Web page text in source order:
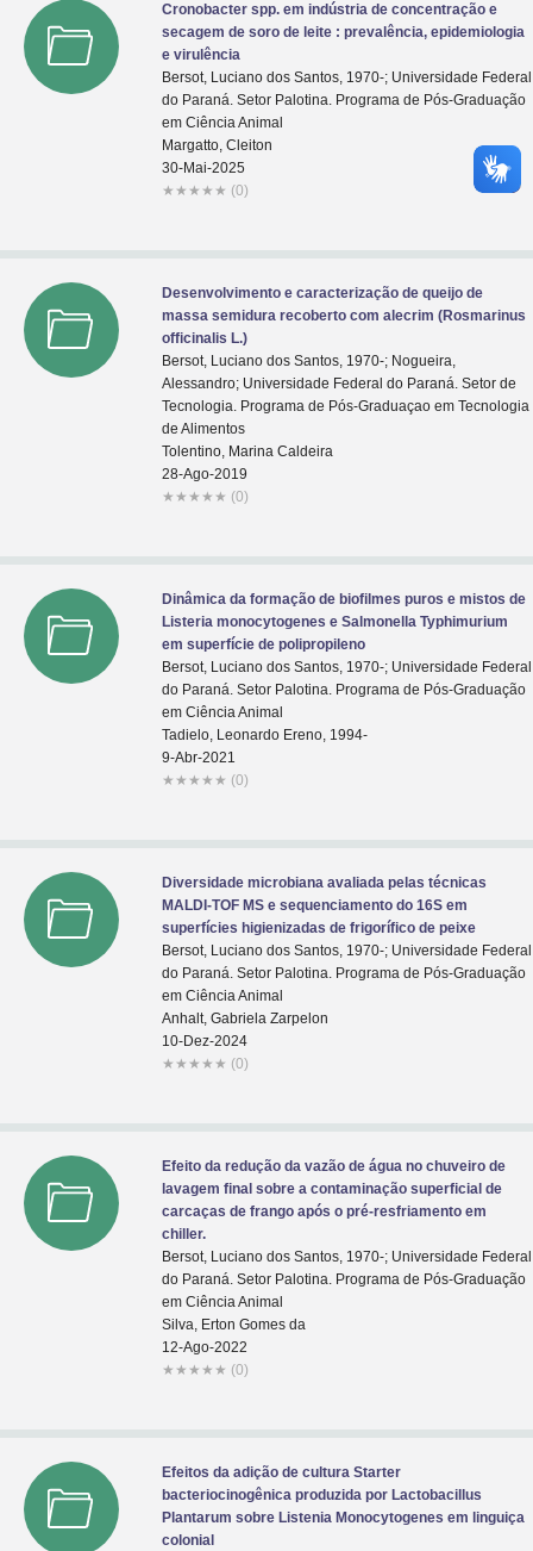
Cronobacter spp. em indústria de concentração e
secagem de soro de leite : prevalência, epidemiologia
e virulência
Bersot, Luciano dos Santos, 1970-; Universidade Federal
do Paraná. Setor Palotina. Programa de Pós-Graduação
em Ciência Animal
Margatto, Cleiton
30-Mai-2025
★ ★ ★ ★ ★ (0)
Desenvolvimento e caracterização de queijo de
massa semidura recoberto com alecrim (Rosmarinus
officinalis L.)
Bersot, Luciano dos Santos, 1970-; Nogueira,
Alessandro; Universidade Federal do Paraná. Setor de
Tecnologia. Programa de Pós-Graduaçao em Tecnologia
de Alimentos
Tolentino, Marina Caldeira
28-Ago-2019
★ ★ ★ ★ ★ (0)
Dinâmica da formação de biofilmes puros e mistos de
Listeria monocytogenes e Salmonella Typhimurium
em superfície de polipropileno
Bersot, Luciano dos Santos, 1970-; Universidade Federal
do Paraná. Setor Palotina. Programa de Pós-Graduação
em Ciência Animal
Tadielo, Leonardo Ereno, 1994-
9-Abr-2021
★ ★ ★ ★ ★ (0)
Diversidade microbiana avaliada pelas técnicas
MALDI-TOF MS e sequenciamento do 16S em
superfícies higienizadas de frigorífico de peixe
Bersot, Luciano dos Santos, 1970-; Universidade Federal
do Paraná. Setor Palotina. Programa de Pós-Graduação
em Ciência Animal
Anhalt, Gabriela Zarpelon
10-Dez-2024
★ ★ ★ ★ ★ (0)
Efeito da redução da vazão de água no chuveiro de
lavagem final sobre a contaminação superficial de
carcaças de frango após o pré-resfriamento em
chiller.
Bersot, Luciano dos Santos, 1970-; Universidade Federal
do Paraná. Setor Palotina. Programa de Pós-Graduação
em Ciência Animal
Silva, Erton Gomes da
12-Ago-2022
★ ★ ★ ★ ★ (0)
Efeitos da adição de cultura Starter
bacteriocinogênica produzida por Lactobacillus
Plantarum sobre Listenia Monocytogenes em linguiça
colonial